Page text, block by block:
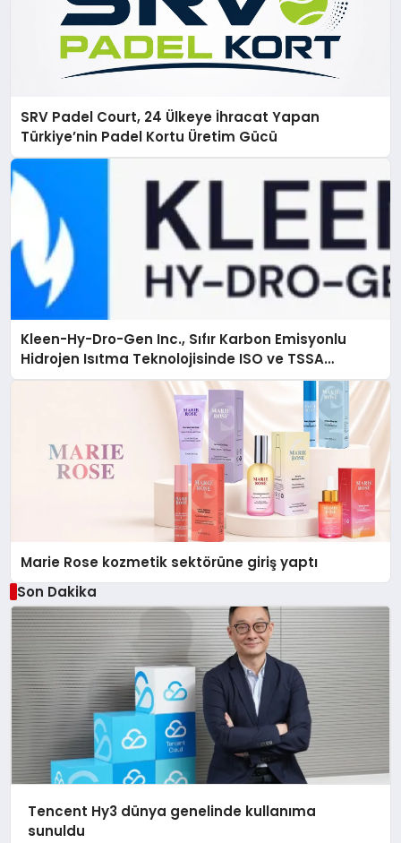
SRV Padel Court, 24 Ülkeye İhracat Yapan
Türkiye’nin Padel Kortu Üretim Gücü
Kleen-Hy-Dro-Gen Inc., Sıfır Karbon Emisyonlu
Hidrojen Isıtma Teknolojisinde ISO ve TSSA
Düzenleyici Onaylarını Aldı
Marie Rose kozmetik sektörüne giriş yaptı
Son Dakika
Tencent Hy3 dünya genelinde kullanıma
sunuldu